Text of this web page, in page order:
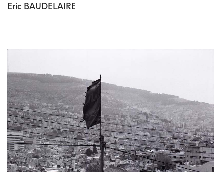
Eric BAUDELAIRE